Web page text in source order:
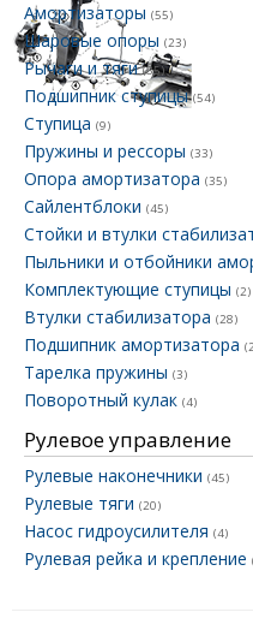
Амортизаторы (55)
Шаровые опоры (23)
Рычаги и тяги(35)
Подшипник ступицы(54)
Ступица (9)
Пружины и рессоры (33)
Опора амортизатора (35)
Сайлентблоки (45)
Стойки и втулки
Пыльники и отбойники
Комплектующие ступицы (2)
Втулки стабилизатора (28)
Подшипник амортизатора
Тарелка пружины (3)
Поворотный кулак (4)
Рулевое управление
Рулевые наконечники (45)
Рулевые тяги (20)
Насос гидроусилителя (4)
Рулевая рейка и крепление